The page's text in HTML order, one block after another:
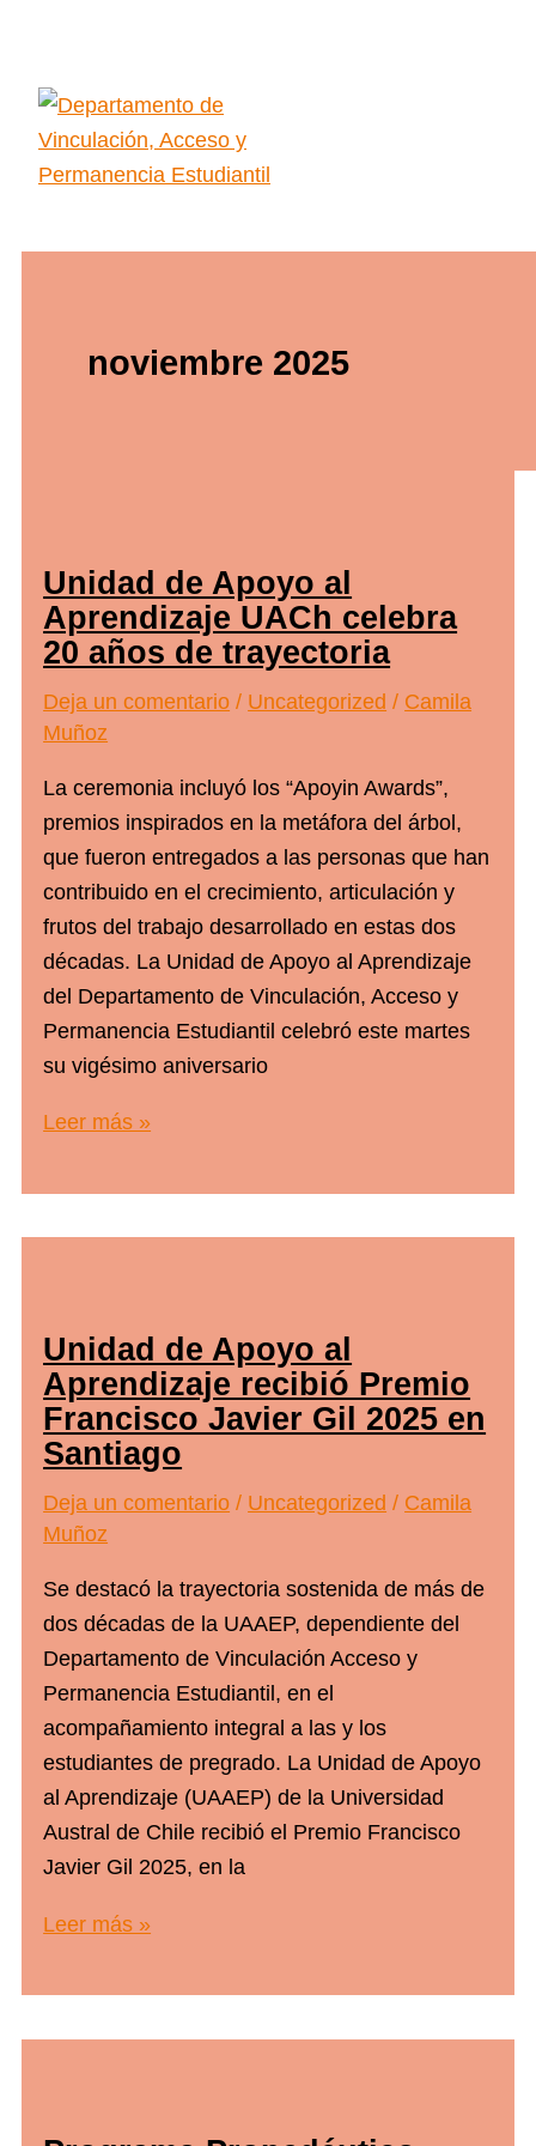
contenido
noviembre 2025
Unidad de Apoyo al
Aprendizaje UACh celebra
20 años de trayectoria
Deja un comentario / Uncategorized / Camila
Muñoz
La ceremonia incluyó los “Apoyin Awards”,
premios inspirados en la metáfora del árbol,
que fueron entregados a las personas que han
contribuido en el crecimiento, articulación y
frutos del trabajo desarrollado en estas dos
décadas. La Unidad de Apoyo al Aprendizaje
del Departamento de Vinculación, Acceso y
Permanencia Estudiantil celebró este martes
su vigésimo aniversario
Unidad
Apoyo
20
años
de
trayectoria
Leer más »
Unidad de Apoyo al
Aprendizaje recibió Premio
Francisco Javier Gil 2025 en
Santiago
Deja un comentario / Uncategorized / Camila
Muñoz
Se destacó la trayectoria sostenida de más de
dos décadas de la UAAEP, dependiente del
Departamento de Vinculación Acceso y
Permanencia Estudiantil, en el
acompañamiento integral a las y los
estudiantes de pregrado. La Unidad de Apoyo
al Aprendizaje (UAAEP) de la Universidad
Austral de Chile recibió el Premio Francisco
Javier Gil 2025, en la
Unidad
Apoyo
Leer más »